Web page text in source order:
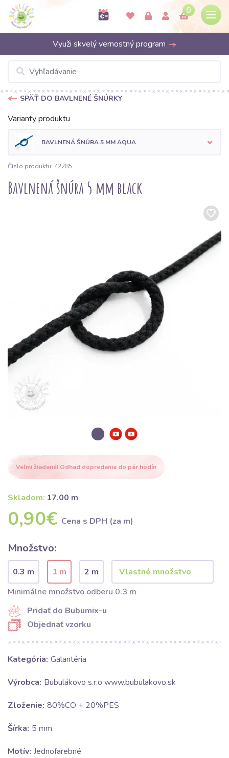
0
Využi skvelý vernostný program
SPÄŤ DO BAVLNENÉ ŠNÚRKY
Varianty produktu
BAVLNENÁ ŠNÚRA 5 MM AQUA
Číslo produktu: 42285
Bavlnená šnúra 5 mm black
Veľmi žiadané! Odhad dopredania do pár hodín
Skladom: 17.00 m
0,90€ Cena s DPH (za m)
Množstvo:
0.3 m 1 m
2 m
Minimálne množstvo odberu 0.3 m
Pridať do Bubumix-u
Objednať vzorku
Kategória: Galantéria
Výrobca: Bubulákovo s.r.o www.bubulakovo.sk
Zloženie: 80%CO + 20%PES
Šírka: 5 mm
Motív: Jednofarebné